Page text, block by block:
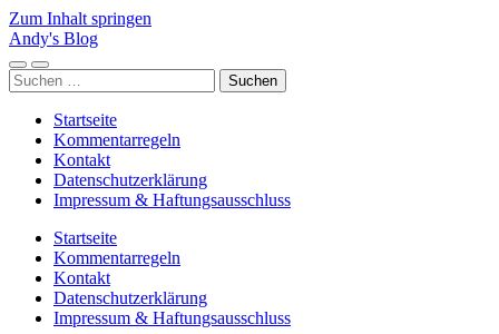
Zum Inhalt springen
Andy's Blog
Mobile-
Menü
Suchfeld
ein-/ausblenden
Suchen
nach:
Startseite
Kommentarregeln
Kontakt
Datenschutzerklärung
Impressum & Haftungsausschluss
Startseite
Kommentarregeln
Kontakt
Datenschutzerklärung
Impressum & Haftungsausschluss